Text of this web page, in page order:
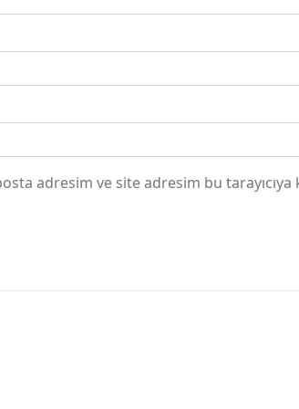
adresim ve site adresim bu tarayıcıya